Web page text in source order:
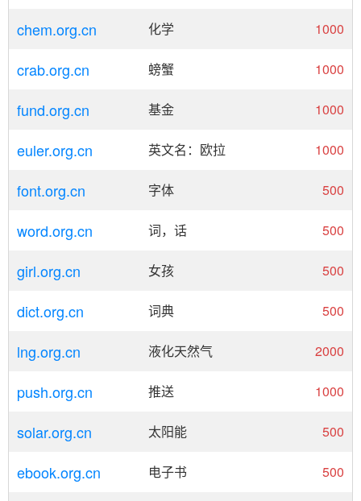
chem.org.cn 化学 1000
crab.org.cn 螃蟹 1000
fund.org.cn 基金 1000
euler.org.cn 英文名：欧拉 1000
font.org.cn 字体 500
word.org.cn 词，话 500
girl.org.cn 女孩 500
dict.org.cn 词典 500
lng.org.cn 液化天然气 2000
push.org.cn 推送 1000
solar.org.cn 太阳能 500
ebook.org.cn 电子书 500